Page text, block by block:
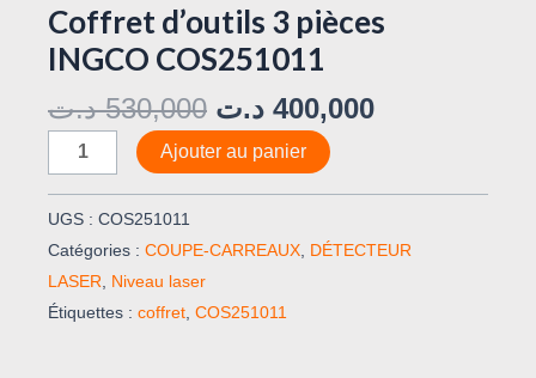
Coffret d’outils 3 pièces
INGCO COS251011
530,000 د.ت 400,000 د.ت
Ajouter au panier
UGS : COS251011
Catégories : COUPE-CARREAUX, DÉTECTEUR
LASER, Niveau laser
Étiquettes : coffret, COS251011